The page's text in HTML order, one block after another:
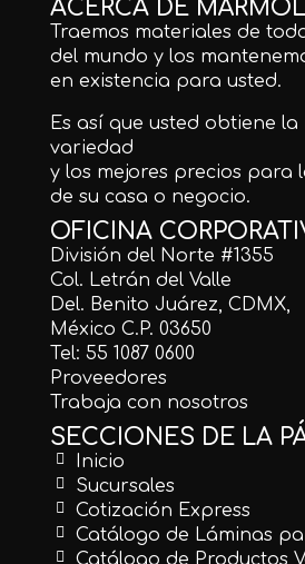
ACERCA DE
Traemos materiales de
del mundo y los
en existencia para usted.
Es así que usted obtiene la
variedad
y los mejores precios para
de su casa o negocio.
OFICINA
División del Norte #1355
Col. Letrán del Valle
Del. Benito Juárez, CDMX,
México C.P. 03650
Tel: 55 1087 0600
Proveedores
Trabaja con nosotros
SECCIONES DE LA
Inicio
Sucursales
Cotización Express
Catálogo de Láminas
Catálogo de Productos